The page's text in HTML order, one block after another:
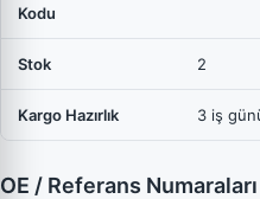
Kodu
Stok 2
Kargo Hazırlık 3 iş
OE / Referans Numaraları